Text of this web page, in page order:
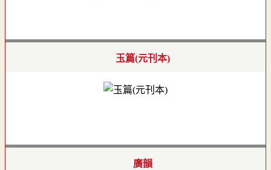
玉篇(元刊本)
廣韻